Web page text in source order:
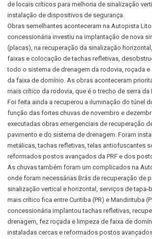
de locais críticos para melhoria de sinalização
instalação de dispositivos de segurança.
Obras semelhantes aconteceram na Autopista
concessionária investiu na implantação de nova
(placas), na recuperação da sinalização
faixas e colocação de tachas refletivas,
todo o sistema de drenagem da rodovia, roçada
da faixa de domínio. As obras aconteceram
mais crítico da rodovia, que é o trecho de serra da
Foi feita ainda a recuperou a iluminação do túnel
função das fortes chuvas de novembro e
executadas obras emergenciais de recuperação
pavimento e do sistema de drenagem. Foram
metálicas, tachas refletivas, telas antiofuscantes
reformados postos avançados da PRF e dos
As chuvas também foram um complicados na
onde foram necessárias Brás de recuperação de
sinalização vertical e horizontal, serviços de tapa-
mais crítico fica entre Curitiba (PR) e Mandirituba
concessionária implantou tachas refletivas,
drenagem, fez roçada e limpeza de faixa de
instaladas cercas e reformados postos